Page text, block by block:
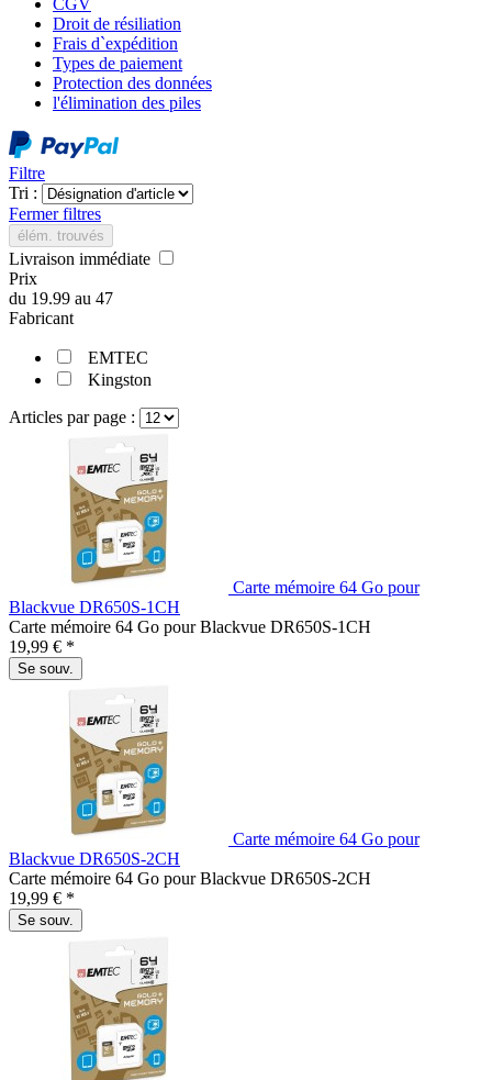
CGV
Droit de résiliation
Frais d`expédition
Types de paiement
Protection des données
l'élimination des piles
Filtre
Tri :
Fermer filtres
élém. trouvés
Livraison immédiate
Prix
du 19.99 au 47
Fabricant
EMTEC
Kingston
Articles par page :
Carte mémoire 64 Go pour
Blackvue DR650S-1CH
Carte mémoire 64 Go pour Blackvue DR650S-1CH
19,99 € *
Se souv.
Carte mémoire 64 Go pour
Blackvue DR650S-2CH
Carte mémoire 64 Go pour Blackvue DR650S-2CH
19,99 € *
Se souv.